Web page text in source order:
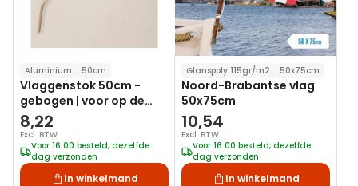
Aluminium 50cm
Vlaggenstok 50cm -
gebogen | voor op de
tent
8,22
Excl. BTW
Voor 16:00 besteld, dezelfde
dag verzonden
In winkelmand
Glanspoly 115gr/m2 50x75cm
Noord-Brabantse vlag
50x75cm
10,54
Excl. BTW
Voor 16:00 besteld, dezelfde
dag verzonden
In winkelmand